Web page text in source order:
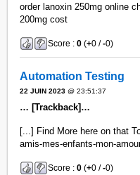
order lanoxin 250mg online
200mg cost
Score :0 (+0 /-0)
Automation Testing
22 JUIN 2023 @ 23:51:37
… [Trackback]…
[...] Find More here on that
amis-mes-enfants-mon-
Score :0 (+0 /-0)